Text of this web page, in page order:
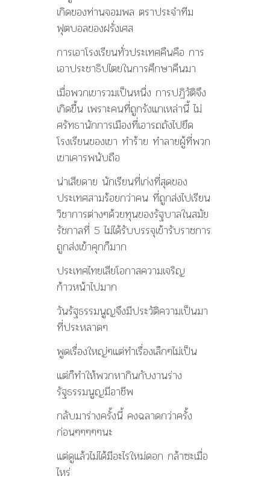
เกิดของท่านจอมพล ตราประจำทีม
ฟุตบอลของฝรั่งเศส
การเอาโรงเรียนทั่วประเทศคืนคือ การ
เอาประชาธิปไตยในการศึกษาคืนมา
เมื่อพวกเขารวมเป็นหนื่ง การปฏิวัติจึง
เกิดขื้น เพราะคนที่ถูกรังแกเหล่านี้ ไม่
ศรัทธานักการเมืองที่เอารถถังไปยึด
โรงเรียนของเขา ทำร้าย ทำลายผู้ที่พวก
เขาเคารพนับถือ
น่าเสียดาย นักเรียนที่เก่งที่สุดของ
ประเทศสามร้อยกว่าคน ที่ถูกส่งไปเรียน
วิชาการต่างๆด้วยทุนของรัฐบาลในสมัย
รัชกาลที่ 5 ไม่ได้รับบรรจุเข้ารับราชการ
ถูกส่งเข้าคุกก็มาก
ประเทศไทยเสียโอกาสความเจริญ
ก้าวหน้าไปมาก
วันรัฐธรรมนูญจึงมีประวัติความเป็นมา
ที่ประหลาดๆ
พูดเรื่องใหญ่ๆแต่ทำเรื่องเล็กๆไม่เป็น
แต่ก็ทำให้พวกหากินกับงานร่าง
รัฐธรรมนูญมีอาชีพ
กลับมาร่างครั้งนี้ คงฉลาดกว่าครั้ง
ก่อนๆๆๆๆๆนะ
แต่ดูแล้วไม่ได้มีอะไรใหม่ดอก กล้าซะเมื่อ
ไหร่